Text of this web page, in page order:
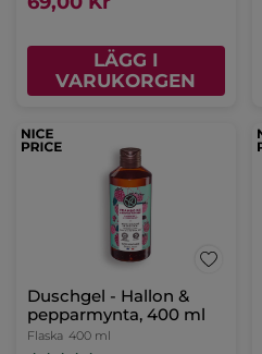
LÄGG I
VARUKORGEN
Duschgel - Hallon &
pepparmynta, 400 ml
Flaska 400 ml